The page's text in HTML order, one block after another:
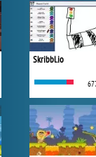
Skribbl.io